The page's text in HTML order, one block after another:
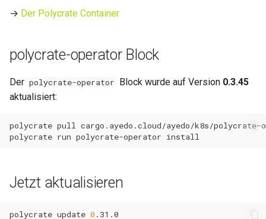
0.11.0
→ Der Polycrate Container
polycrate-operator Block
Der polycrate-operator Block wurde auf Version 0.3.45
aktualisiert:
polycrate pull
polycrate run polycrate-operator
Jetzt aktualisieren
polycrate update 0